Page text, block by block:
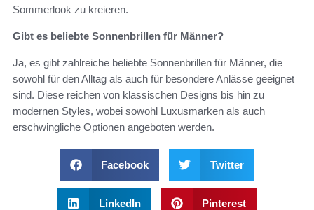
Sommerlook zu kreieren.
Gibt es beliebte Sonnenbrillen für Männer?
Ja, es gibt zahlreiche beliebte Sonnenbrillen für Männer, die
sowohl für den Alltag als auch für besondere Anlässe geeignet
sind. Diese reichen von klassischen Designs bis hin zu
modernen Styles, wobei sowohl Luxusmarken als auch
erschwingliche Optionen angeboten werden.
Facebook Twitter
LinkedIn Pinterest